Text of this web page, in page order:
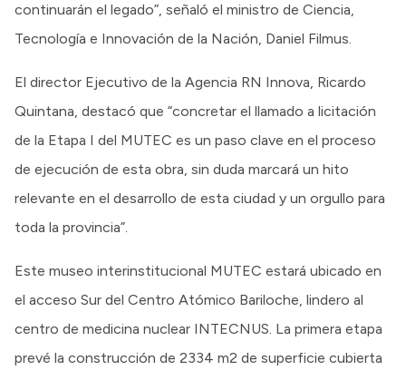
continuarán el legado”, señaló el ministro de Ciencia,
Tecnología e Innovación de la Nación, Daniel Filmus.
El director Ejecutivo de la Agencia RN Innova, Ricardo
Quintana, destacó que “concretar el llamado a licitación
de la Etapa I del MUTEC es un paso clave en el proceso
de ejecución de esta obra, sin duda marcará un hito
relevante en el desarrollo de esta ciudad y un orgullo para
toda la provincia”.
Este museo interinstitucional MUTEC estará ubicado en
el acceso Sur del Centro Atómico Bariloche, lindero al
centro de medicina nuclear INTECNUS. La primera etapa
prevé la construcción de 2334 m2 de superficie cubierta